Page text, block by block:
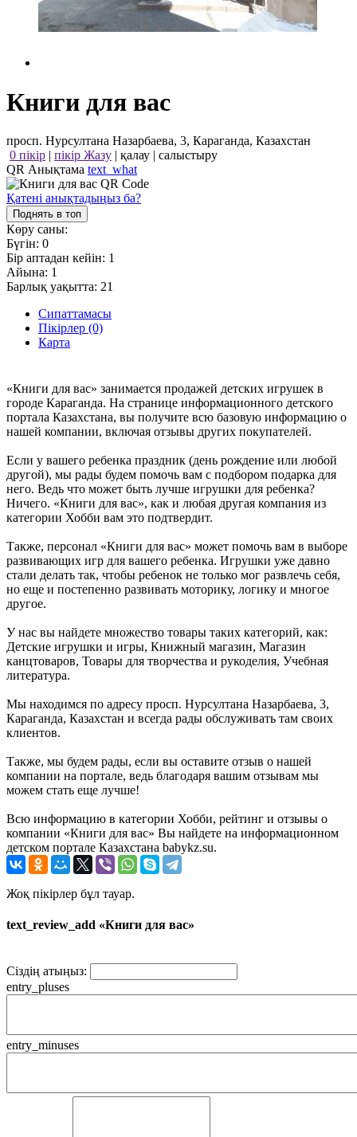
Книги для вас
просп. Нурсултана Назарбаева, 3, Караганда, Казахстан
0 пікір | пікір Жазу | қалау | салыстыру
QR Анықтама text_what
Қатені анықтадыңыз ба?
Поднять в топ
Көру саны:
Бүгін: 0
Бір аптадан кейін: 1
Айына: 1
Барлық уақытта: 21
Сипаттамасы
Пікірлер (0)
Карта
«Книги для вас» занимается продажей детских игрушек в
городе Караганда. На странице информационного детского
портала Казахстана, вы получите всю базовую информацию о
нашей компании, включая отзывы других покупателей.
Если у вашего ребенка праздник (день рождение или любой
другой), мы рады будем помочь вам с подбором подарка для
него. Ведь что может быть лучше игрушки для ребенка?
Ничего. «Книги для вас», как и любая другая компания из
категории Хобби вам это подтвердит.
Также, персонал «Книги для вас» может помочь вам в выборе
развивающих игр для вашего ребенка. Игрушки уже давно
стали делать так, чтобы ребенок не только мог развлечь себя,
но еще и постепенно развивать моторику, логику и многое
другое.
У нас вы найдете множество товары таких категорий, как:
Детские игрушки и игры, Книжный магазин, Магазин
канцтоваров, Товары для творчества и рукоделия, Учебная
литература.
Мы находимся по адресу просп. Нурсултана Назарбаева, 3,
Караганда, Казахстан и всегда рады обслуживать там своих
клиентов.
Также, мы будем рады, если вы оставите отзыв о нашей
компании на портале, ведь благодаря вашим отзывам мы
можем стать еще лучше!
Всю информацию в категории Хобби, рейтинг и отзывы о
компании «Книги для вас» Вы найдете на информационном
детском портале Казахстана babykz.su.
Жоқ пікірлер бұл тауар.
text_review_add «Книги для вас»
Сіздің атыңыз:
entry_pluses
entry_minuses